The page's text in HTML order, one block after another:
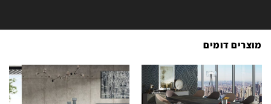
מוצרים דומים